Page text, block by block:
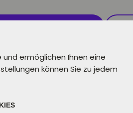
ermöglichen Ihnen eine
können Sie zu jedem